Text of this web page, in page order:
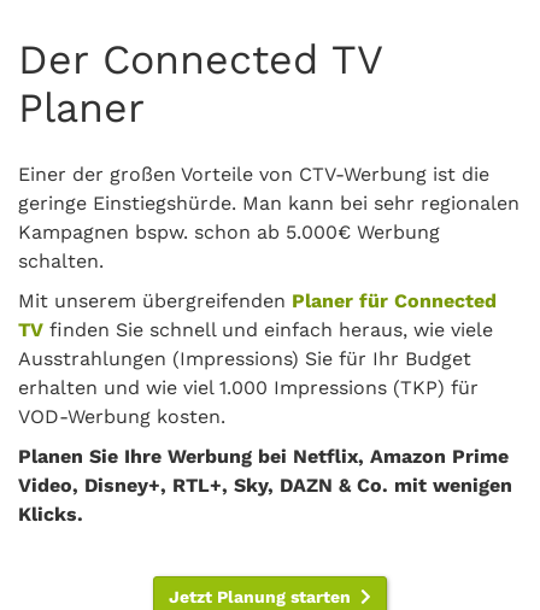
Der Connected TV
Planer
Einer der großen Vorteile von CTV-Werbung ist die
geringe Einstiegshürde. Man kann bei sehr regionalen
Kampagnen bspw. schon ab 5.000€ Werbung
schalten.
Mit unserem übergreifenden Planer für Connected
TV finden Sie schnell und einfach heraus, wie viele
Ausstrahlungen (Impressions) Sie für Ihr Budget
erhalten und wie viel 1.000 Impressions (TKP) für
VOD-Werbung kosten.
Planen Sie Ihre Werbung bei Netflix, Amazon Prime
Video, Disney+, RTL+, Sky, DAZN & Co. mit wenigen
Klicks.
Jetzt Planung starten